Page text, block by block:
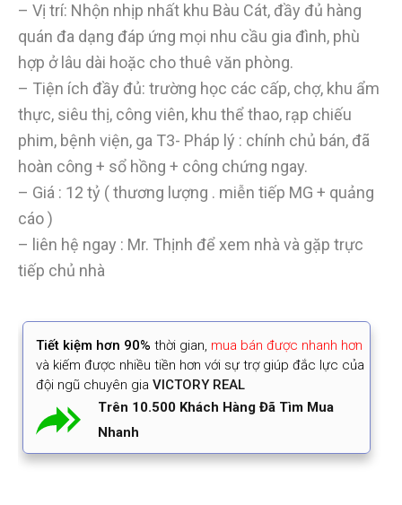
– Vị trí: Nhộn nhịp nhất khu Bàu Cát, đầy đủ hàng
quán đa dạng đáp ứng mọi nhu cầu gia đình, phù
hợp ở lâu dài hoặc cho thuê văn phòng.
– Tiện ích đầy đủ: trường học các cấp, chợ, khu ẩm
thực, siêu thị, công viên, khu thể thao, rạp chiếu
phim, bệnh viện, ga T3- Pháp lý : chính chủ bán, đã
hoàn công + sổ hồng + công chứng ngay.
– Giá : 12 tỷ ( thương lượng . miễn tiếp MG + quảng
cáo )
– liên hệ ngay : Mr. Thịnh để xem nhà và gặp trực
tiếp chủ nhà
Tiết kiệm hơn 90% thời gian, mua bán được nhanh hơn
và kiếm được nhiều tiền hơn với sự trợ giúp đắc lực của
đội ngũ chuyên gia VICTORY REAL
Trên 10.500 Khách Hàng Đã Tìm Mua
Nhanh